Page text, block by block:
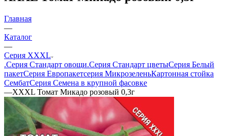
Главная
—
Каталог
—
Серия XXXL
.Серия Стандарт овощи.Серия Стандарт цветыСерия Белый
пакетСерия Европакетсерия МикрозеленьКартонная стойка
СембатСерия Семена в крупной фасовке
—ХХХL Томат Микадо розовый 0,3г